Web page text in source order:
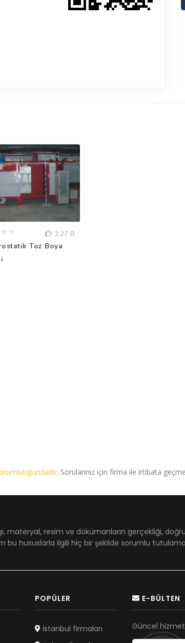
3.27 B
Toz Boya
. Sorularınız için firma ile irtibata
materyal, resim ve dökümanların gerçekliği,
bu hususlarla ilgili hiç bir şekilde sorumlu
POPÜLER
İstanbul firmaları
E-BÜLTEN
Güncel